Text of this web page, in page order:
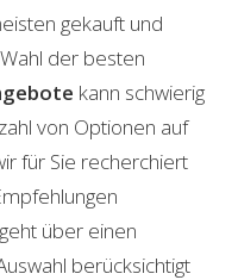
gekauft und
der besten
kann schwierig
von Optionen auf
für Sie recherchiert
über einen
berücksichtigt